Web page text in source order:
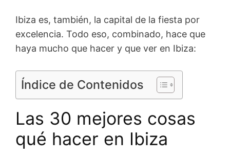
Ibiza es, también, la capital de la fiesta por
excelencia. Todo eso, combinado, hace que
haya mucho que hacer y que ver en Ibiza:
Índice de Contenidos
Las 30 mejores cosas
qué hacer en Ibiza